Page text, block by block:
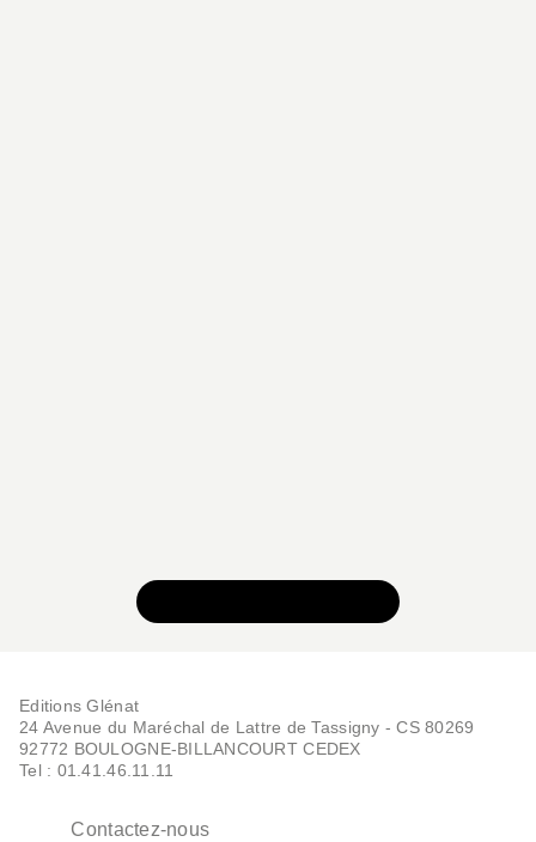
Le Roi des mouches -
Editions Glénat
24 Avenue du Maréchal de Lattre de Tassigny - CS 80269
92772 BOULOGNE-BILLANCOURT CEDEX
Tel : 01.41.46.11.11
Contactez-nous